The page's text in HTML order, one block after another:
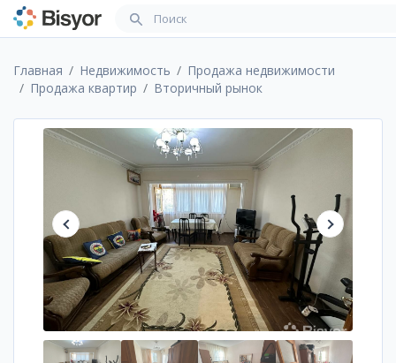
Главная Недвижимость
Продажа недвижимости
Продажа квартир
Вторичный рынок